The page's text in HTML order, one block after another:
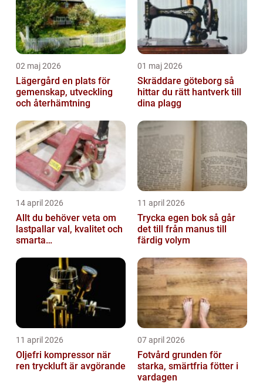
02 maj 2026
Lägergård en plats för
gemenskap, utveckling
och återhämtning
01 maj 2026
Skräddare göteborg så
hittar du rätt hantverk till
dina plagg
14 april 2026
Allt du behöver veta om
lastpallar val, kvalitet och
smarta
11 april 2026
Trycka egen bok så går
det till från manus till
färdig volym
11 april 2026
Oljefri kompressor när
ren tryckluft är avgörande
07 april 2026
Fotvård grunden för
starka, smärtfria fötter i
vardagen